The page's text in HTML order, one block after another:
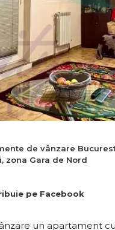
de vânzare
zona Gara de Nord
pe Facebook
un apartament